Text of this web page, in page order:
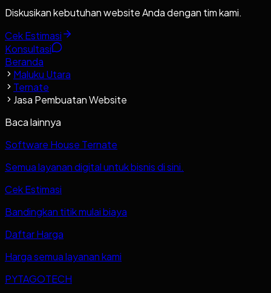
Diskusikan kebutuhan website Anda dengan tim kami.
Cek Estimasi
Konsultasi
Beranda
Maluku Utara
Ternate
Jasa Pembuatan Website
Baca lainnya
Software House Ternate
Semua layanan digital untuk bisnis di sini.
Cek Estimasi
Bandingkan titik mulai biaya
Daftar Harga
Harga semua layanan kami
PYTAGOTECH